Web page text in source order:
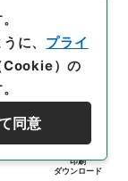
印刷
ダウンロード
に、 プライ
Cookie）の
同意